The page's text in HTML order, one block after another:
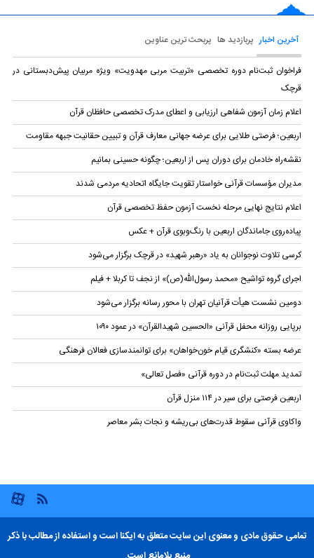
آخرین اخبار پربازدید ها پربحث ترین عناوین
فراخوان ثبت‌نام دوره تخصصی «تربیت مربی مهدویت» ویژه مربیان پیش‌دبستانی در
قرچک
اعلام زمان آزمون شفاهی ارزیابی و اعطای مدرک تخصصی حافظان قرآن
اربعین؛ فرصتی طلایی برای عرضه جهانی معارف قرآن و تبیین حقانیت جبهه مقاومت
نقشه‌راه خادمان برای دوران پس از اربعین؛ چگونه حسینی بمانیم
مدیران مؤسسات قرآنی خواستار تقویت جایگاه اتحادیه‌ مردمی شدند
اعلام نتایج نهایی مرحله نخست آزمون حفظ تخصصی قرآن
پیاده‌روی جاماندگان اربعین با رنگ‌وبوی قرآن + عکس
کرسی تلاوت نوجوانان به یاد «رهبر شهید» در قرچک برگزار می‌شود
اجرای گروه تواشیح «محمد رسول‌الله(ص)» از نجف تا کربلا + فیلم
دومین نشست هیأت قرآنیان تهران با محور رسانه برگزار می‌شود
برپایی روزانه محفل قرآنی «الحسین شهیدالقرآن» در عمود ۱۰۹۰
عرضه بسته «کنشگری قیام خون‌خواهان» برای توانمندسازی فعالان فرهنگی
تمدید مهلت ثبت‌نام در دوره قرآنی «فصل تعالی»
اربعین فرصتی برای سیر در ۱۱۴ منزل قرآن
واکاوی قرآنی سقوط قدرت‌های بی‌ریشه و نجات بشر معاصر
تمامی حقوق مادی و معنوی این سایت متعلق به ایکنا است و استفاده از مطالب با ذکر